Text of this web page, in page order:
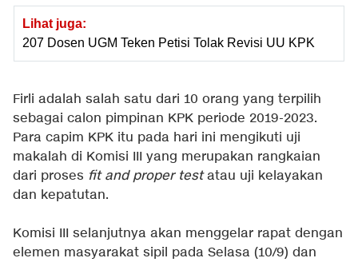
Lihat juga:
207 Dosen UGM Teken Petisi Tolak Revisi UU KPK
Firli adalah salah satu dari 10 orang yang terpilih
sebagai calon pimpinan KPK periode 2019-2023.
Para capim KPK itu pada hari ini mengikuti uji
makalah di Komisi III yang merupakan rangkaian
dari proses fit and proper testatau uji kelayakan
dan kepatutan.
Komisi III selanjutnya akan menggelar rapat dengan
elemen masyarakat sipil pada Selasa (10/9) dan